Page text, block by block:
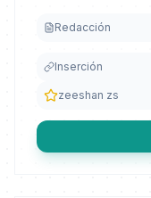
Redacción
Inserción
zeeshan zs